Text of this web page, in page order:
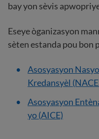
bay yon sèvis
Eseye òganizasyon
sèten estanda pou bon
Asosyasyon
Kredansyèl
Asosyasyon
yo (AICE)